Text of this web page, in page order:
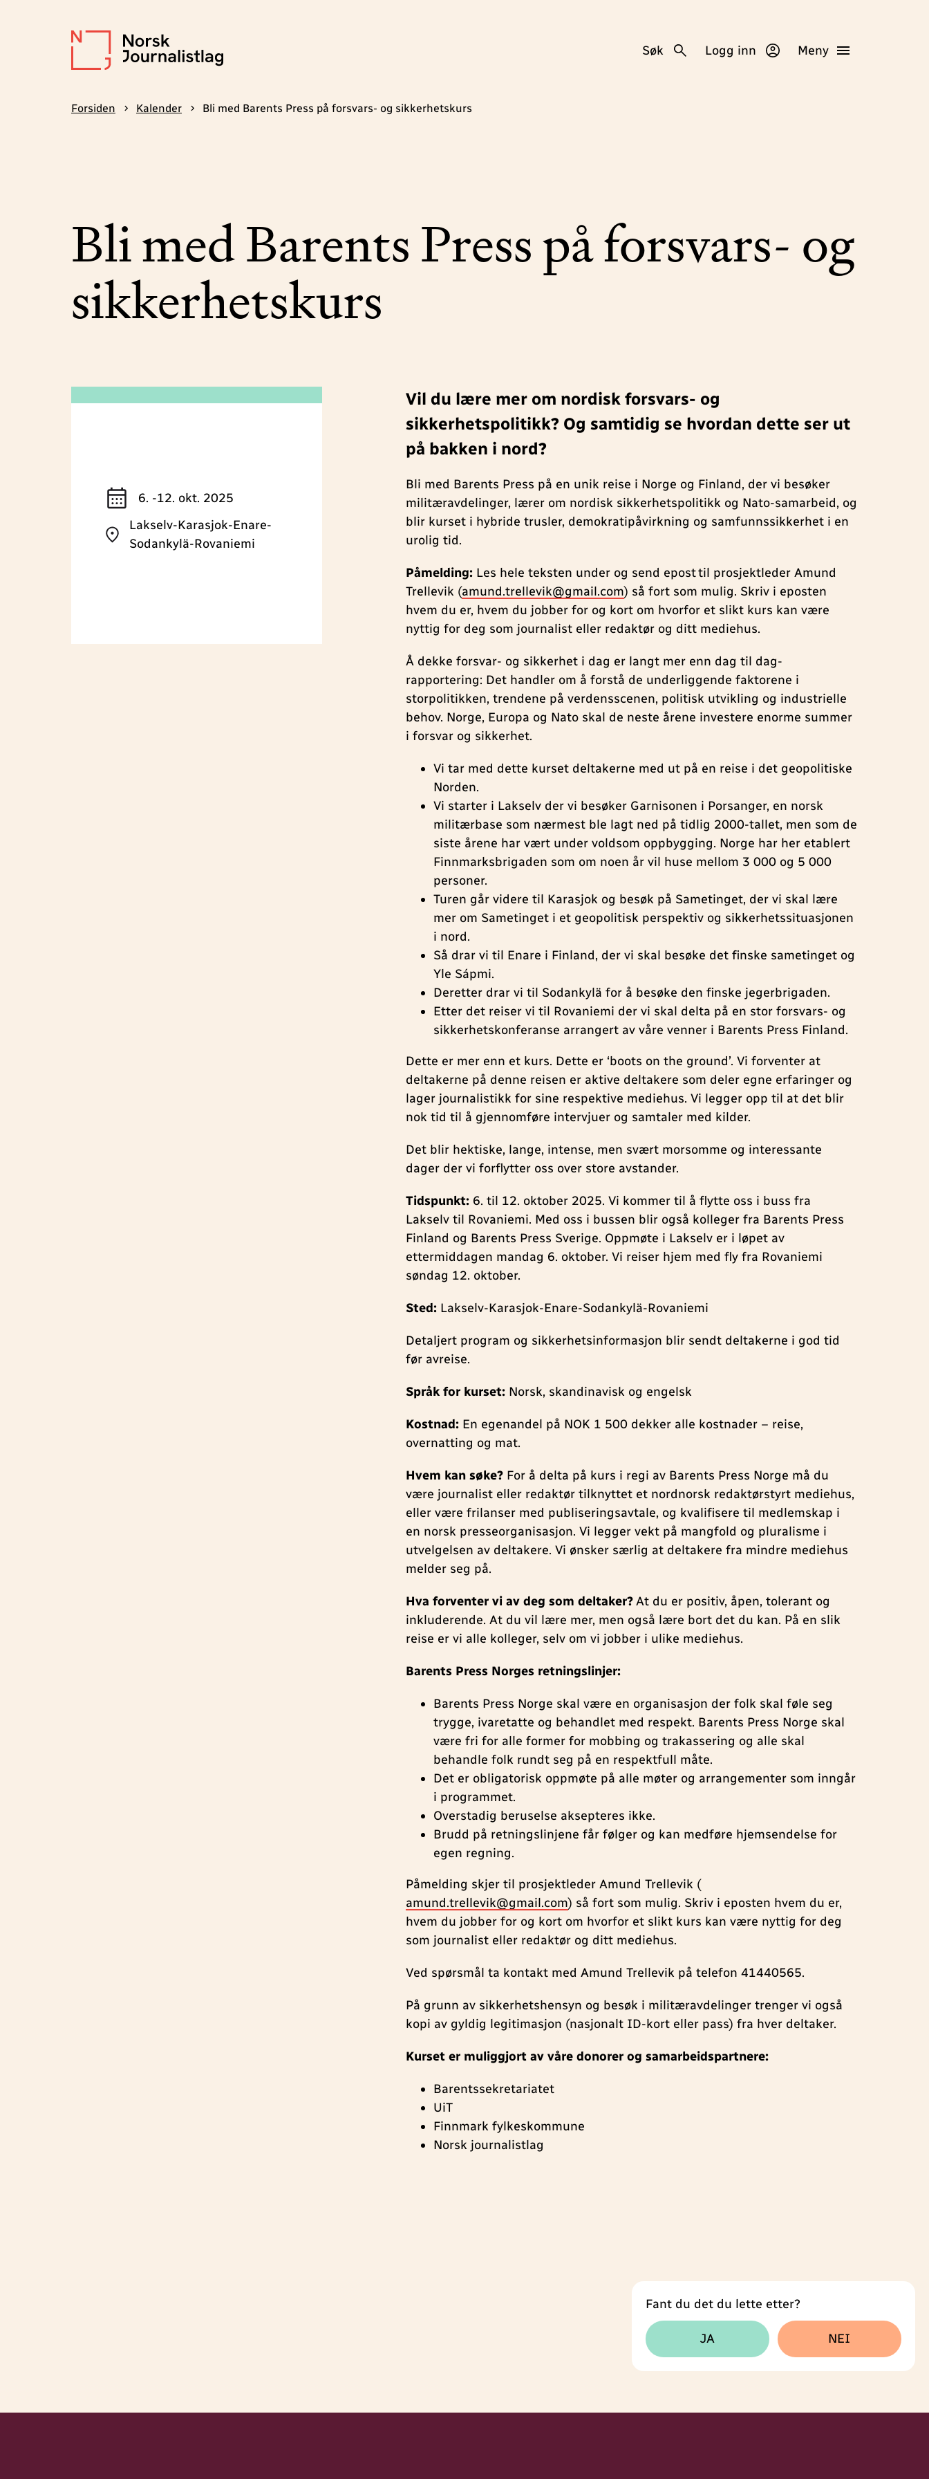
Søk Logg inn Meny
Forsiden Kalender Bli med Barents Press på forsvars- og sikkerhetskurs
Bli med Barents Press på forsvars- og
sikkerhetskurs
6. -12. okt. 2025
Lakselv-Karasjok-Enare-
Sodankylä-Rovaniemi
Vil du lære mer om nordisk forsvars- og
sikkerhetspolitikk? Og samtidig se hvordan dette ser ut
på bakken i nord?
Bli med Barents Press på en unik reise i Norge og Finland, der vi besøker
militæravdelinger, lærer om nordisk sikkerhetspolitikk og Nato-samarbeid, og
blir kurset i hybride trusler, demokratipåvirkning og samfunnssikkerhet i en
urolig tid.
Påmelding: Les hele teksten under og send epost til prosjektleder Amund
Trellevik (amund.trellevik@gmail.com) så fort som mulig. Skriv i eposten
hvem du er, hvem du jobber for og kort om hvorfor et slikt kurs kan være
nyttig for deg som journalist eller redaktør og ditt mediehus.
Å dekke forsvar- og sikkerhet i dag er langt mer enn dag til dag-
rapportering: Det handler om å forstå de underliggende faktorene i
storpolitikken, trendene på verdensscenen, politisk utvikling og industrielle
behov. Norge, Europa og Nato skal de neste årene investere enorme summer
i forsvar og sikkerhet.
Vi tar med dette kurset deltakerne med ut på en reise i det geopolitiske
Norden.
Vi starter i Lakselv der vi besøker Garnisonen i Porsanger, en norsk
militærbase som nærmest ble lagt ned på tidlig 2000-tallet, men som de
siste årene har vært under voldsom oppbygging. Norge har her etablert
Finnmarksbrigaden som om noen år vil huse mellom 3 000 og 5 000
personer.
Turen går videre til Karasjok og besøk på Sametinget, der vi skal lære
mer om Sametinget i et geopolitisk perspektiv og sikkerhetssituasjonen
i nord.
Så drar vi til Enare i Finland, der vi skal besøke det finske sametinget og
Yle Sápmi.
Deretter drar vi til Sodankylä for å besøke den finske jegerbrigaden.
Etter det reiser vi til Rovaniemi der vi skal delta på en stor forsvars- og
sikkerhetskonferanse arrangert av våre venner i Barents Press Finland.
Dette er mer enn et kurs. Dette er ‘boots on the ground’. Vi forventer at
deltakerne på denne reisen er aktive deltakere som deler egne erfaringer og
lager journalistikk for sine respektive mediehus. Vi legger opp til at det blir
nok tid til å gjennomføre intervjuer og samtaler med kilder.
Det blir hektiske, lange, intense, men svært morsomme og interessante
dager der vi forflytter oss over store avstander.
Tidspunkt: 6. til 12. oktober 2025. Vi kommer til å flytte oss i buss fra
Lakselv til Rovaniemi. Med oss i bussen blir også kolleger fra Barents Press
Finland og Barents Press Sverige. Oppmøte i Lakselv er i løpet av
ettermiddagen mandag 6. oktober. Vi reiser hjem med fly fra Rovaniemi
søndag 12. oktober.
Sted: Lakselv-Karasjok-Enare-Sodankylä-Rovaniemi
Detaljert program og sikkerhetsinformasjon blir sendt deltakerne i god tid
før avreise.
Språk for kurset: Norsk, skandinavisk og engelsk
Kostnad: En egenandel på NOK 1 500 dekker alle kostnader – reise,
overnatting og mat.
Hvem kan søke? For å delta på kurs i regi av Barents Press Norge må du
være journalist eller redaktør tilknyttet et nordnorsk redaktørstyrt mediehus,
eller være frilanser med publiseringsavtale, og kvalifisere til medlemskap i
en norsk presseorganisasjon. Vi legger vekt på mangfold og pluralisme i
utvelgelsen av deltakere. Vi ønsker særlig at deltakere fra mindre mediehus
melder seg på.
Hva forventer vi av deg som deltaker?At du er positiv, åpen, tolerant og
inkluderende. At du vil lære mer, men også lære bort det du kan. På en slik
reise er vi alle kolleger, selv om vi jobber i ulike mediehus.
Barents Press Norges retningslinjer:
Barents Press Norge skal være en organisasjon der folk skal føle seg
trygge, ivaretatte og behandlet med respekt. Barents Press Norge skal
være fri for alle former for mobbing og trakassering og alle skal
behandle folk rundt seg på en respektfull måte.
Det er obligatorisk oppmøte på alle møter og arrangementer som inngår
i programmet.
Overstadig beruselse aksepteres ikke.
Brudd på retningslinjene får følger og kan medføre hjemsendelse for
egen regning.
Påmelding skjer til prosjektleder Amund Trellevik (
amund.trellevik@gmail.com) så fort som mulig. Skriv i eposten hvem du er,
hvem du jobber for og kort om hvorfor et slikt kurs kan være nyttig for deg
som journalist eller redaktør og ditt mediehus.
Ved spørsmål ta kontakt med Amund Trellevik på telefon 41440565.
På grunn av sikkerhetshensyn og besøk i militæravdelinger trenger vi også
kopi av gyldig legitimasjon (nasjonalt ID-kort eller pass) fra hver deltaker.
Kurset er muliggjort av våre donorer og samarbeidspartnere:
Barentssekretariatet
UiT
Finnmark fylkeskommune
Norsk journalistlag
Fant du det du lette etter?
Tilbakemeldingsskjema
JA NEI